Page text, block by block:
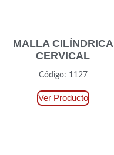
MALLA CILÍNDRICA
CERVICAL
Código: 1127
Ver Producto